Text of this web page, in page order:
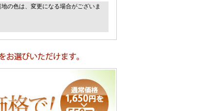
の色は、変更になる場合がございま